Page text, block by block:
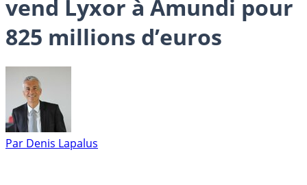
vend Lyxor à Amundi pour
825 millions d’euros
Par Denis Lapalus